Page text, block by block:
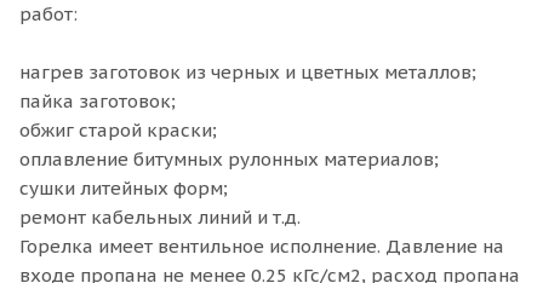
работ:
нагрев заготовок из черных и цветных металлов;
пайка заготовок;
обжиг старой краски;
оплавление битумных рулонных материалов;
сушки литейных форм;
ремонт кабельных линий и т.д.
Горелка имеет вентильное исполнение. Давление на
входе пропана не менее 0.25 кГс/см2, расход пропана